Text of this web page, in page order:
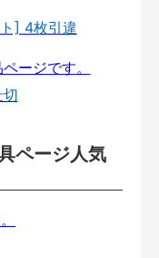
] 4枚引違
ページ人気